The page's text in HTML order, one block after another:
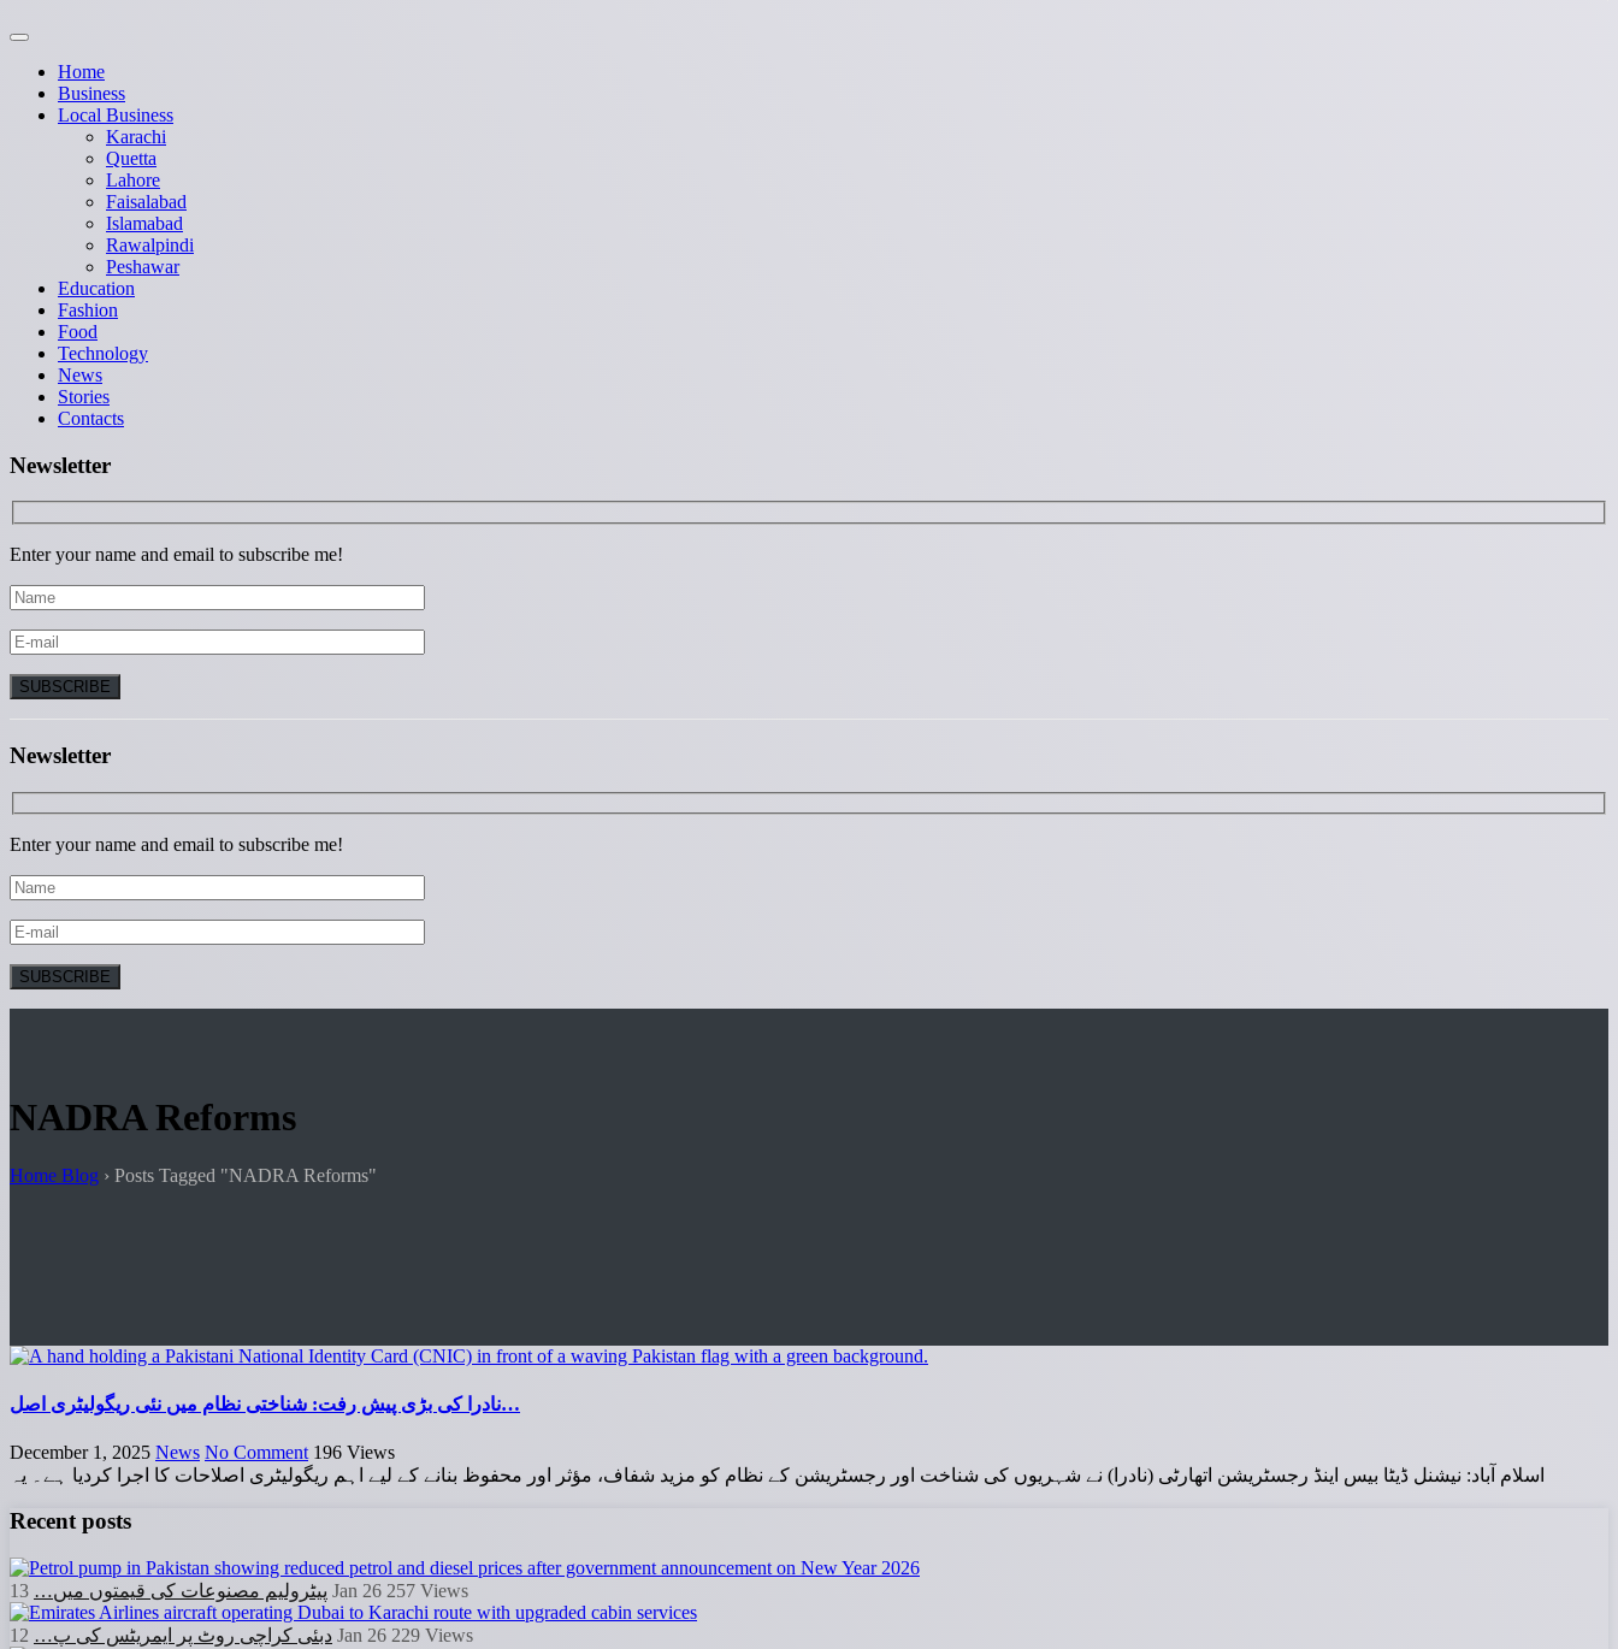
Home
Business
Local Business
Karachi
Quetta
Lahore
Faisalabad
Islamabad
Rawalpindi
Peshawar
Education
Fashion
Food
Technology
News
Stories
Contacts
Newsletter
Enter your name and email to subscribe me!
Newsletter
Enter your name and email to subscribe me!
NADRA Reforms
Home Blog › Posts Tagged "NADRA Reforms"
نادرا کی بڑی پیش رفت: شناختی نظام میں نئی ریگولیٹری اصل…
December 1, 2025 News No Comment 196 Views
اسلام آباد: نیشنل ڈیٹا بیس اینڈ رجسٹریشن اتھارٹی (نادرا) نے شہریوں کی شناخت اور رجسٹریشن کے نظام کو مزید شفاف، مؤثر اور محفوظ بنانے کے لیے اہم ریگولیٹری اصلاحات کا اجرا کردیا ہے۔ یہ
Recent posts
پیٹرولیم مصنوعات کی قیمتوں میں… 13 Jan 26 257 Views
دبئی کراچی روٹ پر ایمریٹس کی پ… 12 Jan 26 229 Views